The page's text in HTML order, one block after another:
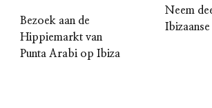
Bezoek aan de
Hippiemarkt van
Punta Arabi op Ibiza
Neem